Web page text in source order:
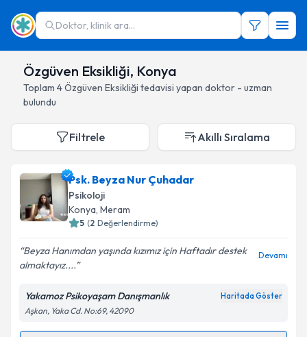
Doktor, klinik ara...
Özgüven Eksikliği, Konya
Toplam 4Özgüven Eksikliği tedavisi yapan doktor - uzman
bulundu
Filtrele Akıllı Sıralama
Psk. Beyza Nur Çuhadar
Psikoloji
Konya, Meram
5 (2 Değerlendirme)
Beyza Hanımdan yaşında kızımız için Haftadır destek
almaktayız....
Devamı
Yakamoz Psikoyaşam Danışmanlık Haritada Göster
Aşkan, Yaka Cd. No:69, 42090